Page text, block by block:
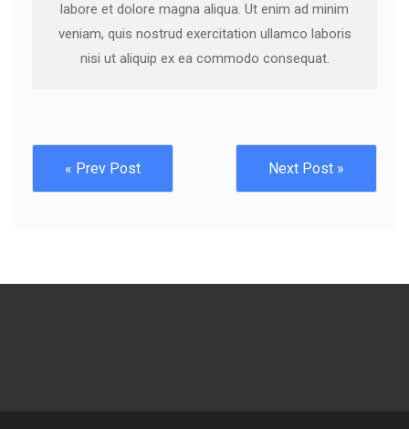
labore et dolore magna aliqua. Ut enim ad minim
veniam, quis nostrud exercitation ullamco laboris
nisi ut aliquip ex ea commodo consequat.
« Prev Post Next Post »